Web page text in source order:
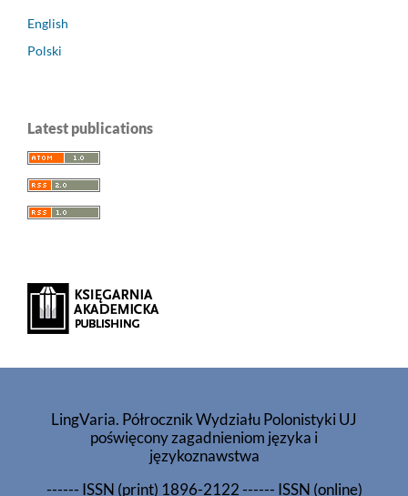
English
Polski
Latest publications
LingVaria. Półrocznik Wydziału Polonistyki UJ
poświęcony zagadnieniom języka i
językoznawstwa
------ ISSN (print) 1896-2122------ ISSN (online)